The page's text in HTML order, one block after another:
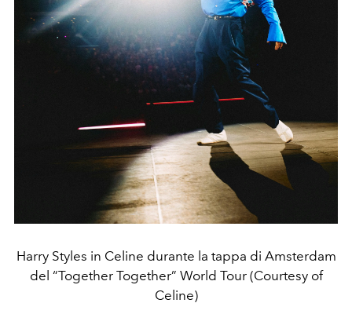
Harry Styles in Celine durante la tappa di Amsterdam
del “Together Together” World Tour (Courtesy of
Celine)